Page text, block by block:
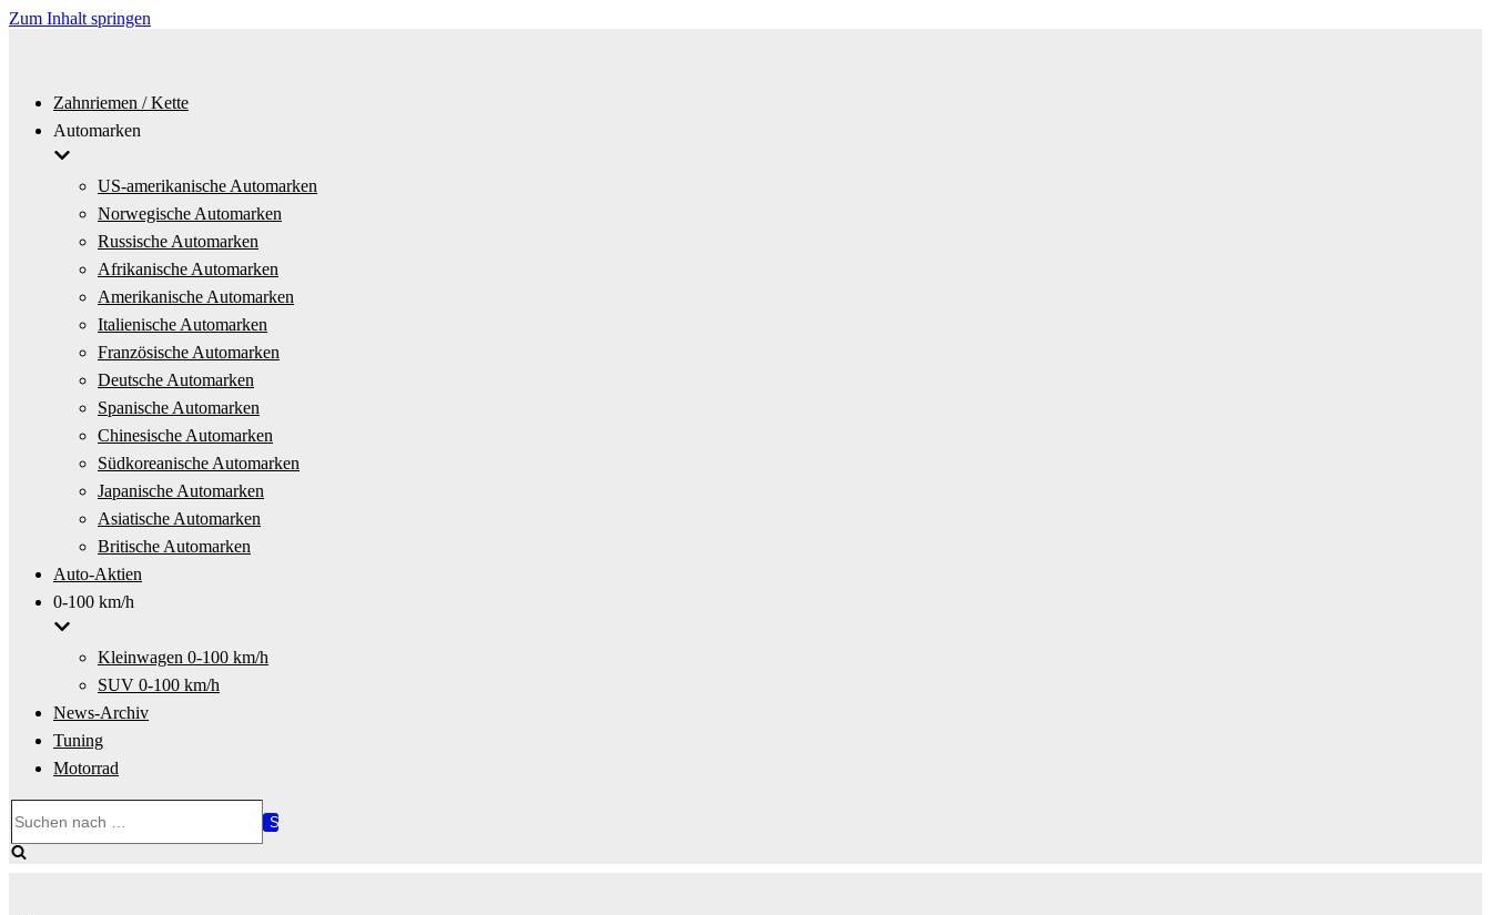
Zum Inhalt springen
Zahnriemen / Kette
Automarken
US-amerikanische Automarken
Norwegische Automarken
Russische Automarken
Afrikanische Automarken
Amerikanische Automarken
Italienische Automarken
Französische Automarken
Deutsche Automarken
Spanische Automarken
Chinesische Automarken
Südkoreanische Automarken
Japanische Automarken
Asiatische Automarken
Britische Automarken
Auto-Aktien
0-100 km/h
Kleinwagen 0-100 km/h
SUV 0-100 km/h
News-Archiv
Tuning
Motorrad
nach …